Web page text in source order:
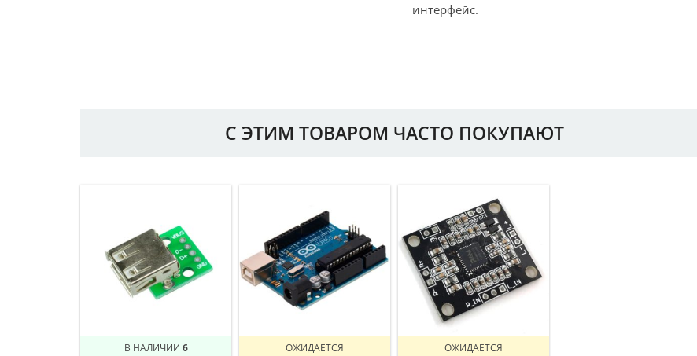
интерфейс.
С ЭТИМ ТОВАРОМ ЧАСТО ПОКУПАЮТ
В НАЛИЧИИ 6 ОЖИДАЕТСЯ ОЖИДАЕТСЯ